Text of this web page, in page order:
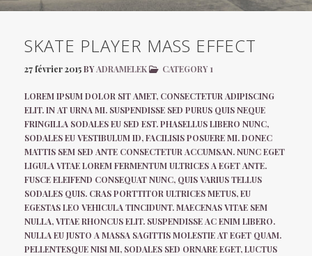
SKATE PLAYER MASS EFFECT
27 février 2015BYADRAMELEK CATEGORY 1
LOREM IPSUM DOLOR SIT AMET, CONSECTETUR ADIPISCING
ELIT. IN AT URNA MI. SUSPENDISSE SED PURUS QUIS NEQUE
FRINGILLA SODALES EU SED EST. PHASELLUS LIBERO NUNC,
SODALES EU VESTIBULUM ID, FACILISIS POSUERE MI. DONEC
MATTIS SEM SED ANTE CONSECTETUR ACCUMSAN. NUNC EGET
LIGULA VITAE LOREM FERMENTUM ULTRICES A EGET ANTE.
FUSCE ELEIFEND CONSEQUAT NUNC, QUIS VARIUS TELLUS
SODALES QUIS. CRAS PORTTITOR ULTRICES METUS, EU
EGESTAS LEO VEHICULA TINCIDUNT. MAECENAS VITAE SEM
NULLA, VITAE RHONCUS ELIT. SUSPENDISSE AC ENIM LIBERO.
NULLA EU JUSTO A MASSA SAGITTIS MOLESTIE AT EGET QUAM.
PELLENTESQUE NISI MI, SODALES SED ORNARE EGET, LUCTUS